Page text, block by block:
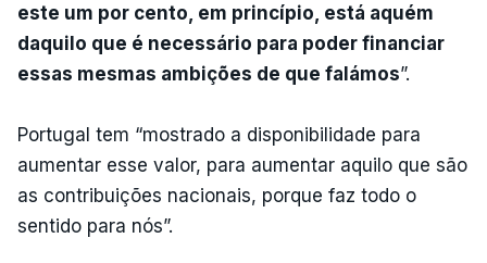
este um por cento, em princípio, está aquém
daquilo que é necessário para poder financiar
essas mesmas ambições de que falámos”.
Portugal tem “mostrado a disponibilidade para
aumentar esse valor, para aumentar aquilo que são
as contribuições nacionais, porque faz todo o
sentido para nós”.